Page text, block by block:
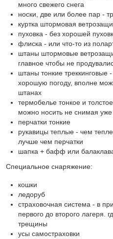
много свежего снега
носки, две или более пар -
куртка штормовая
пуховка - без хорошей
флиска - или что-то из
штаны штормовые
главное чтобы не
штаны тонкие
хорошую погоду, вполне
штанах
термобелье тонкое и
можно носить не снимая уже
перчатки тонкие
рукавицы теплые - чем
лучше чем перчатки
шапка + бафф или
Специальное снаряжение:
кошки
ледоруб
страховочная система - в
первого до второго лагеря.
трещины
усы самостраховки